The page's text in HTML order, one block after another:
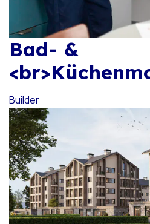
Bad- &
Builder